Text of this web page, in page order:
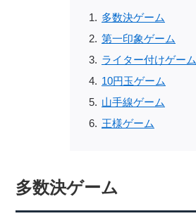
多数決ゲーム
第一印象ゲーム
ライター付けゲーム
10円玉ゲーム
山手線ゲーム
王様ゲーム
多数決ゲーム